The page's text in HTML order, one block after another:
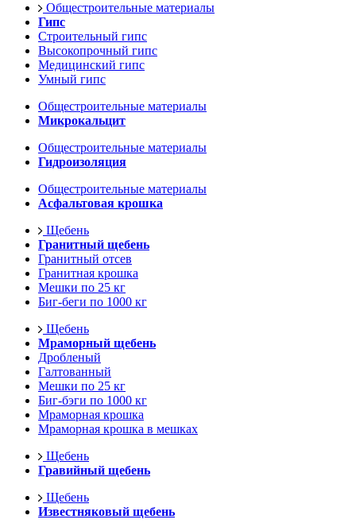
Общестроительные материалы
Гипс
Строительный гипс
Высокопрочный гипс
Медицинский гипс
Умный гипс
Общестроительные материалы
Микрокальцит
Общестроительные материалы
Гидроизоляция
Общестроительные материалы
Асфальтовая крошка
Щебень
Гранитный щебень
Гранитный отсев
Гранитная крошка
Мешки по 25 кг
Биг-беги по 1000 кг
Щебень
Мраморный щебень
Дробленый
Галтованный
Мешки по 25 кг
Биг-бэги по 1000 кг
Мраморная крошка
Мраморная крошка в мешках
Щебень
Гравийный щебень
Щебень
Известняковый щебень